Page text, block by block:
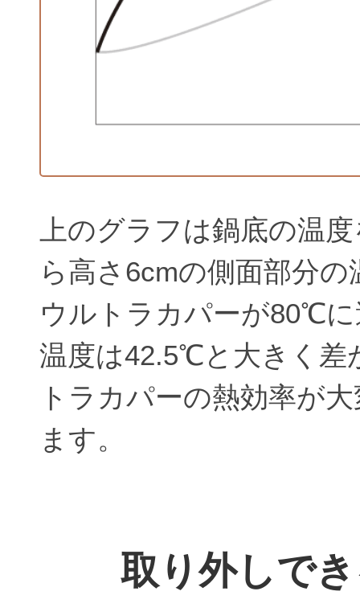
上のグラフは鍋底の温
ら高さ6cmの側面部分
ウルトラカパーが80℃
温度は42.5℃と大きく差
トラカパーの熱効率が
ます。
取り外しで